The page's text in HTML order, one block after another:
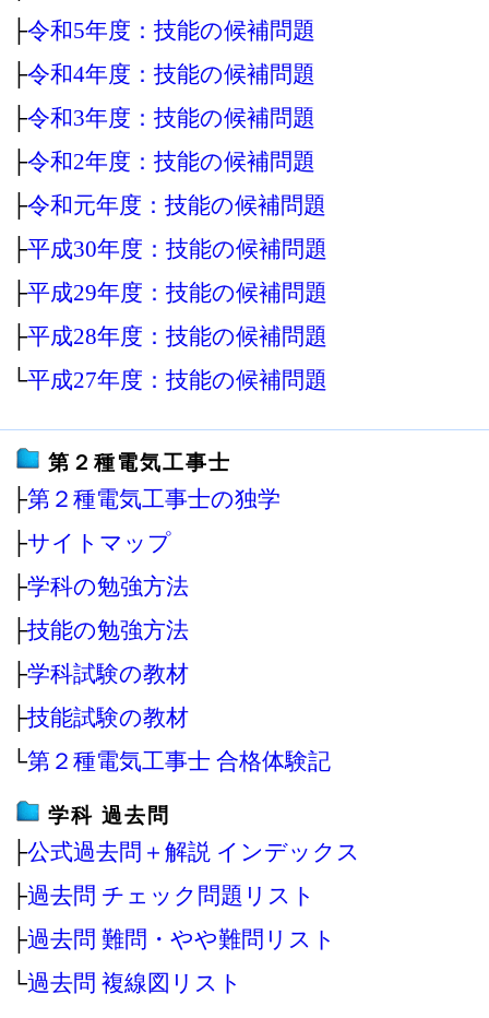
├令和5年度：技能の候補問題
├令和4年度：技能の候補問題
├令和3年度：技能の候補問題
├令和2年度：技能の候補問題
├令和元年度：技能の候補問題
├平成30年度：技能の候補問題
├平成29年度：技能の候補問題
├平成28年度：技能の候補問題
└平成27年度：技能の候補問題
第２種電気工事士
├第２種電気工事士の独学
├サイトマップ
├学科の勉強方法
├技能の勉強方法
├学科試験の教材
├技能試験の教材
└第２種電気工事士 合格体験記
学科 過去問
├公式過去問＋解説 インデックス
├過去問 チェック問題リスト
├過去問 難問・やや難問リスト
└過去問 複線図リスト